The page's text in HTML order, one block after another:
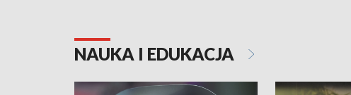
NAUKA I EDUKACJA